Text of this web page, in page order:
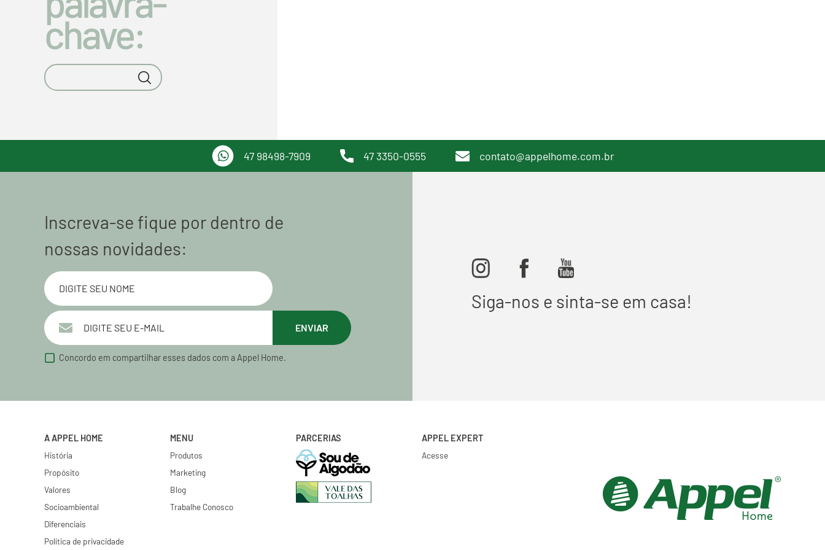
chave:
47 98498-7909 47 3350-0555 contato@appelhome.com.br
Inscreva-se fique por dentro de
nossas novidades:
ENVIAR
Concordo em compartilhar esses dados com a Appel Home.
Siga-nos e sinta-se em casa!
A APPEL HOME
História
Propósito
Valores
Socioambiental
Diferenciais
Política de privacidade
MENU
Produtos
Marketing
Blog
Trabalhe Conosco
PARCERIAS
APPEL EXPERT
Acesse